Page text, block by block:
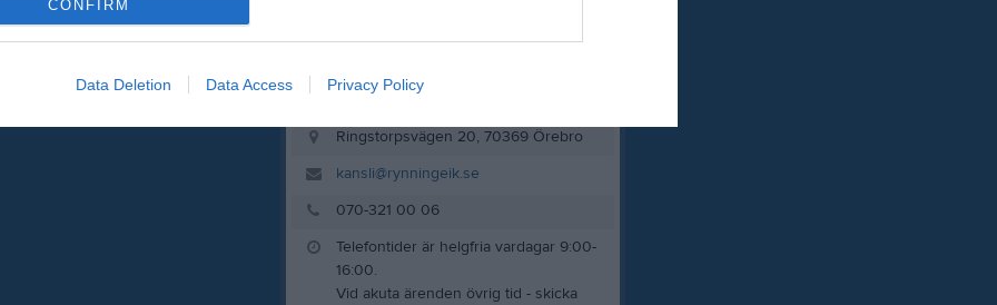
CONFIRM
Data Deletion Data Access Privacy Policy
Ringstorpsvägen 20, 70369 Örebro
kansli@rynningeik.se
070-321 00 06
Telefontider är helgfria vardagar 9:00-
16:00.
Vid akuta ärenden övrig tid - skicka